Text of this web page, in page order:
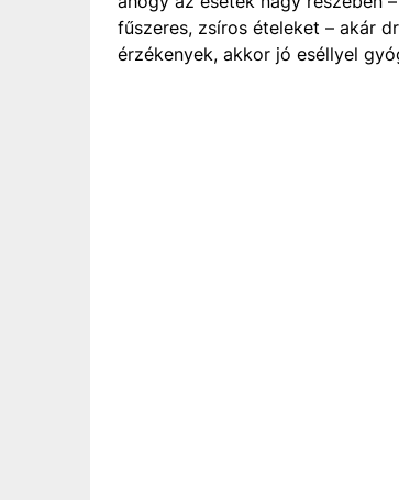
fűszeres, zsíros ételeket – akár
érzékenyek, akkor jó eséllyel